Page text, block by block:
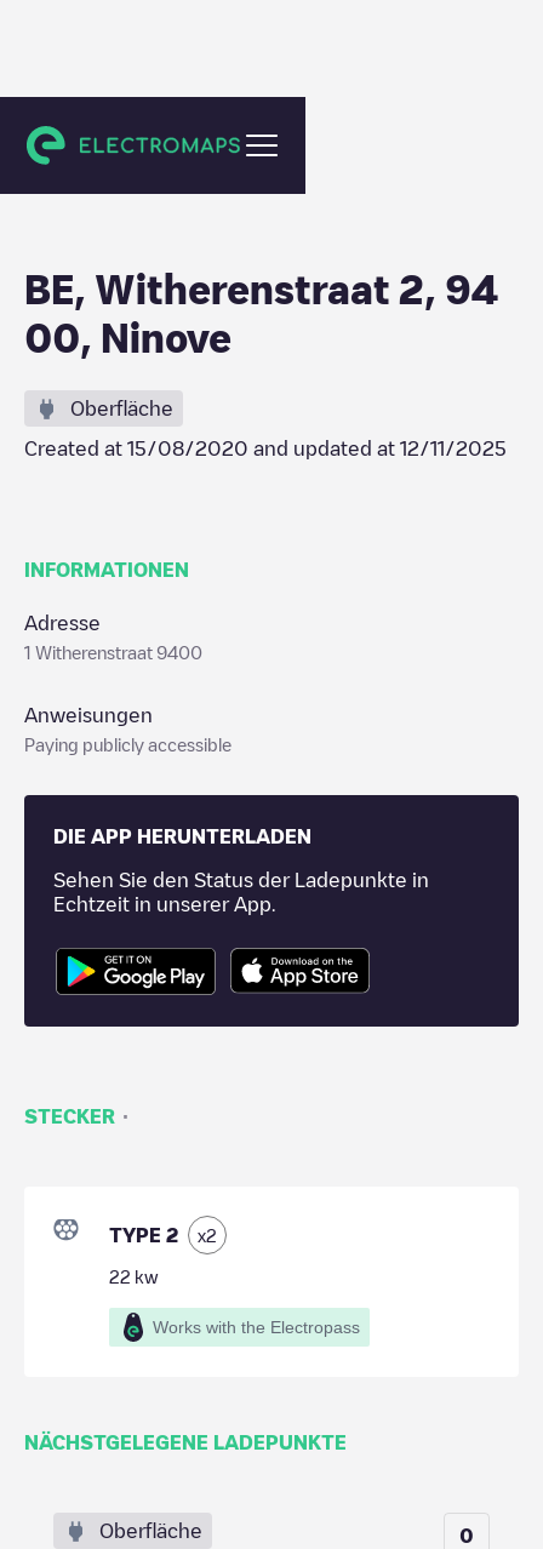
Ninove
BE, Witherenstraat 2, 94
00, Ninove
Oberfläche
Created at 15/08/2020 and updated at 12/11/2025
INFORMATIONEN
Adresse
1 Witherenstraat 9400
Anweisungen
Paying publicly accessible
DIE APP HERUNTERLADEN
Sehen Sie den Status der Ladepunkte in
Echtzeit in unserer App.
STECKER ·
TYPE 2 x2
22 kw
Works with the Electropass
NÄCHSTGELEGENE LADEPUNKTE
Oberfläche 0